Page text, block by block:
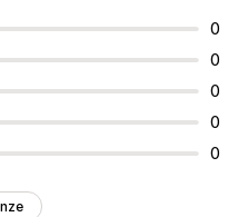
0
0
0
0
0